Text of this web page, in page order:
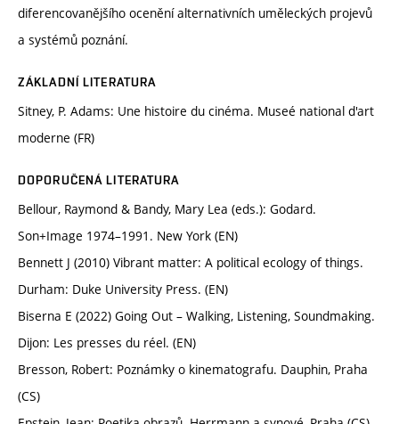
diferencovanějšího ocenění alternativních uměleckých projevů
a systémů poznání.
ZÁKLADNÍ LITERATURA
Sitney, P. Adams: Une histoire du cinéma. Museé national d'art
moderne (FR)
DOPORUČENÁ LITERATURA
Bellour, Raymond & Bandy, Mary Lea (eds.): Godard.
Son+Image 1974–1991. New York (EN)
Bennett J (2010) Vibrant matter: A political ecology of things.
Durham: Duke University Press. (EN)
Biserna E (2022) Going Out – Walking, Listening, Soundmaking.
Dijon: Les presses du réel. (EN)
Bresson, Robert: Poznámky o kinematografu. Dauphin, Praha
(CS)